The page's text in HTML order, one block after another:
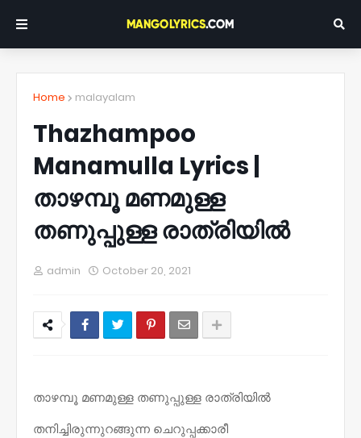
Home malayalam
Thazhampoo
Manamulla Lyrics |
താഴമ്പൂ മണമുള്ള
തണുപ്പുള്ള രാത്രിയിൽ
admin October 20, 2021
താഴമ്പൂ മണമുള്ള തണുപ്പുള്ള രാത്രിയിൽ
തനിച്ചിരുന്നുറങ്ങുന്ന ചെറുപ്പക്കാരീ